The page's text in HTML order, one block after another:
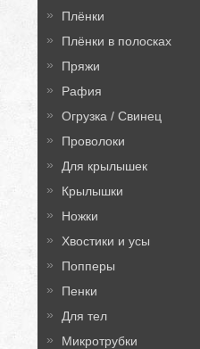
Плёнки
Плёнки в полосках
Пряжи
Рафия
Огрузка / Свинец
Проволоки
Для крылышек
Крылышки
Ножки
Хвостики и усы
Попперы
Пенки
Для тел
Микротрубки